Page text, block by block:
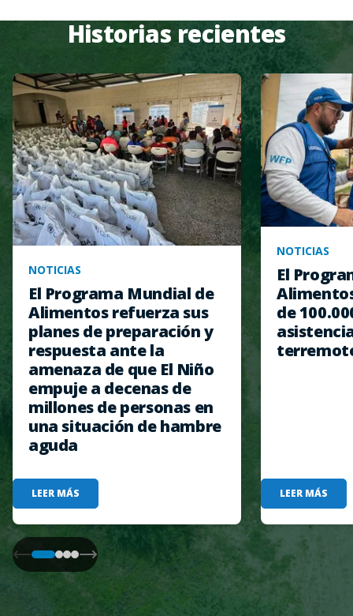
Historias recientes
NOTICIAS
El Programa Mundial de
Alimentos refuerza sus
planes de preparación y
respuesta ante la
amenaza de que El Niño
empuje a decenas de
millones de personas en
una situación de hambre
aguda
LEER MÁS
NOTICIAS
El
de
LEER MÁS